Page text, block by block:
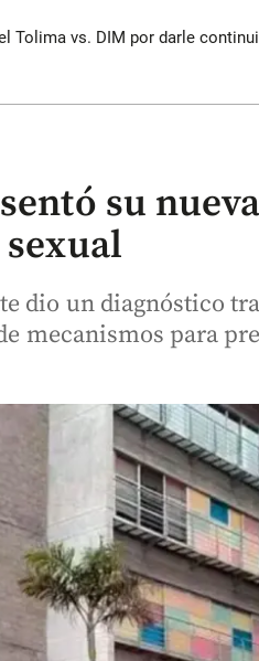
Tolima vs. DIM por darle
su
dio un diagnóstico
mecanismos para